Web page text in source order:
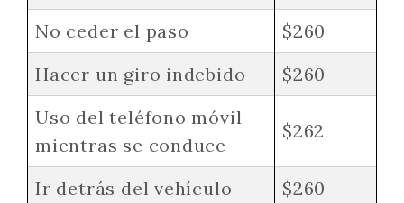
No ceder el paso
$260
Hacer un giro indebido
$260
Uso del teléfono móvil
mientras se conduce
$262
Ir detrás del vehículo
$260